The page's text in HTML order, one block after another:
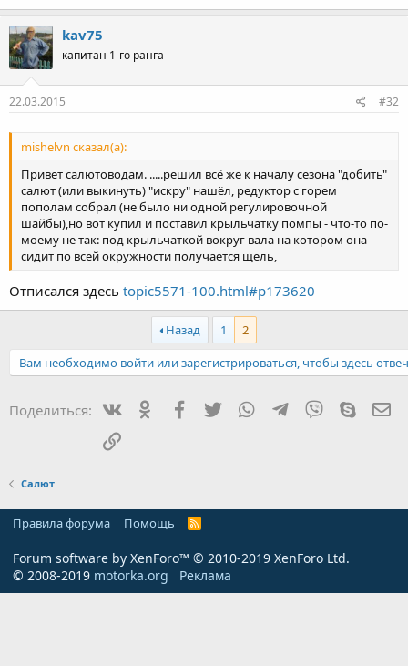
kav75
капитан 1-го ранга
22.03.2015 #32
mishelvn сказал(а):
Привет салютоводам. .....решил всё же к началу сезона "добить"
салют (или выкинуть) "искру" нашёл, редуктор с горем
пополам собрал (не было ни одной регулировочной
шайбы),но вот купил и поставил крыльчатку помпы - что-то по-
моему не так: под крыльчаткой вокруг вала на котором она
сидит по всей окружности получается щель,
Отписался здесь topic5571-100.html#p173620
Назад 1
2
Вам необходимо войти или зарегистрироваться, чтобы здесь
Поделиться: ВконтактеОдноклассники
Facebook
TwitterWhatsAppTelegram
Viber Skype
Ссылка
Салют
Правила форума Помощь
R
Forum software by XenForo™ © 2010-2019 XenForo Ltd.
© 2008-2019 motorka.org Реклама